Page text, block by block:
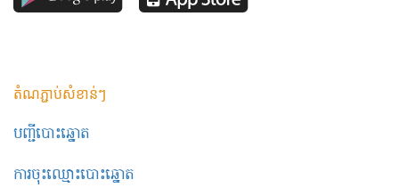
តំណភ្ជាប់សំខាន់ៗ
បញ្ជីបោះឆ្នោត
ការចុះឈ្មោះបោះឆ្នោត